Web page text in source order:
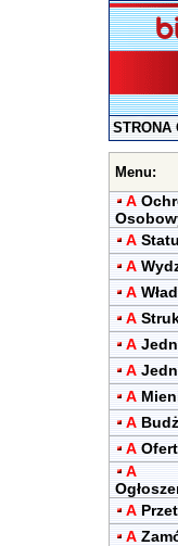
STRONA
Menu:
A
A
A
A
A
A
A
A
A
A
A
A
A